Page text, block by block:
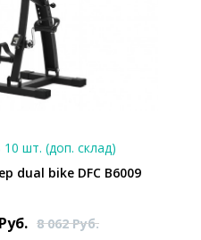
шт. (доп. склад)
dual bike DFC B6009
Руб. 8 062Руб.